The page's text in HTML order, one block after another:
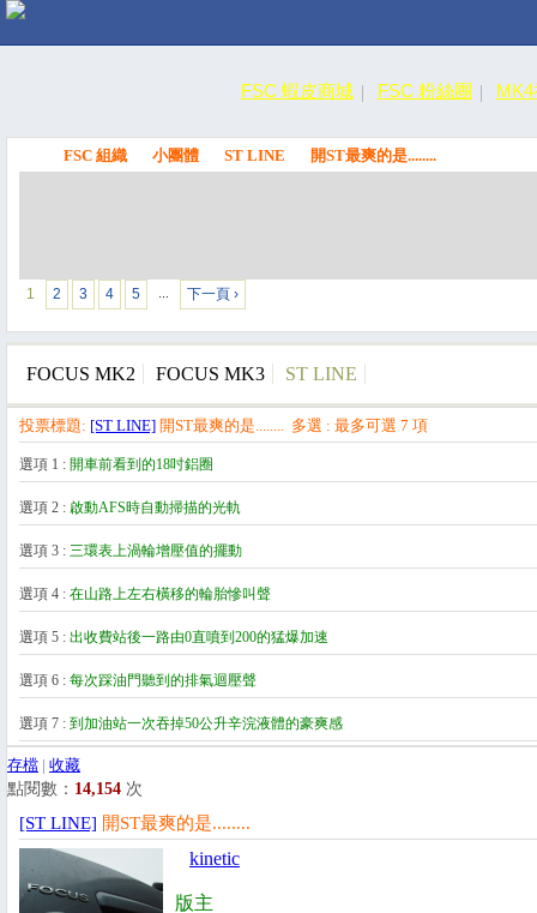
FSC 蝦皮商城 FSC 粉絲團
FSC 組織 小團體 ST LINE 開ST最爽的是........
1 2 3 4 5 … 下一頁 ›
FOCUS MK2 FOCUS MK3 ST LINE
投票標題: [ST LINE] 開ST最爽的是........ 多選 : 最多可選 7 項
選項 1 : 開車前看到的18吋鋁圈
選項 2 : 啟動AFS時自動掃描的光軌
選項 3 : 三環表上渦輪增壓值的擺動
選項 4 : 在山路上左右橫移的輪胎慘叫聲
選項 5 : 出收費站後一路由0直噴到200的猛爆加速
選項 6 : 每次踩油門聽到的排氣迴壓聲
選項 7 : 到加油站一次吞掉50公升辛浣液體的豪爽感
存檔 | 收藏
點閱數： 14,154 次
[ST LINE] 開ST最爽的是........
kinetic
版主